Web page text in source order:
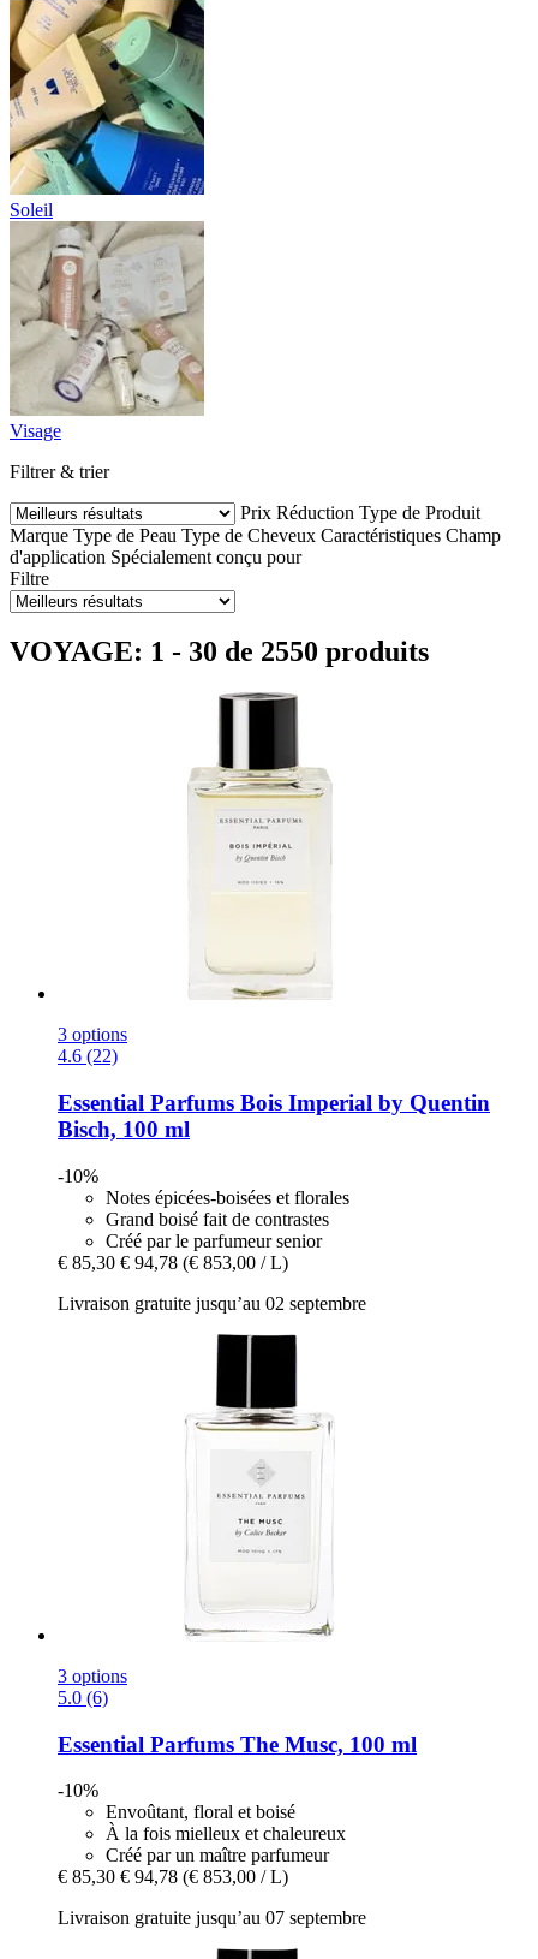
Soleil
Visage
Filtrer & trier
Prix Réduction Type de Produit
Marque Type de Peau Type de Cheveux Caractéristiques Champ
d'application Spécialement conçu pour
Filtre
VOYAGE: 1 - 30 de 2550 produits
3 options
4.6 (22)
Essential Parfums Bois Imperial by Quentin
Bisch, 100 ml
-10%
Notes épicées-boisées et florales
Grand boisé fait de contrastes
Créé par le parfumeur senior
€ 85,30 € 94,78 (€ 853,00 / L)
Livraison gratuite jusqu’au 02 septembre
3 options
5.0 (6)
Essential Parfums The Musc, 100 ml
-10%
Envoûtant, floral et boisé
À la fois mielleux et chaleureux
Créé par un maître parfumeur
€ 85,30 € 94,78 (€ 853,00 / L)
Livraison gratuite jusqu’au 07 septembre